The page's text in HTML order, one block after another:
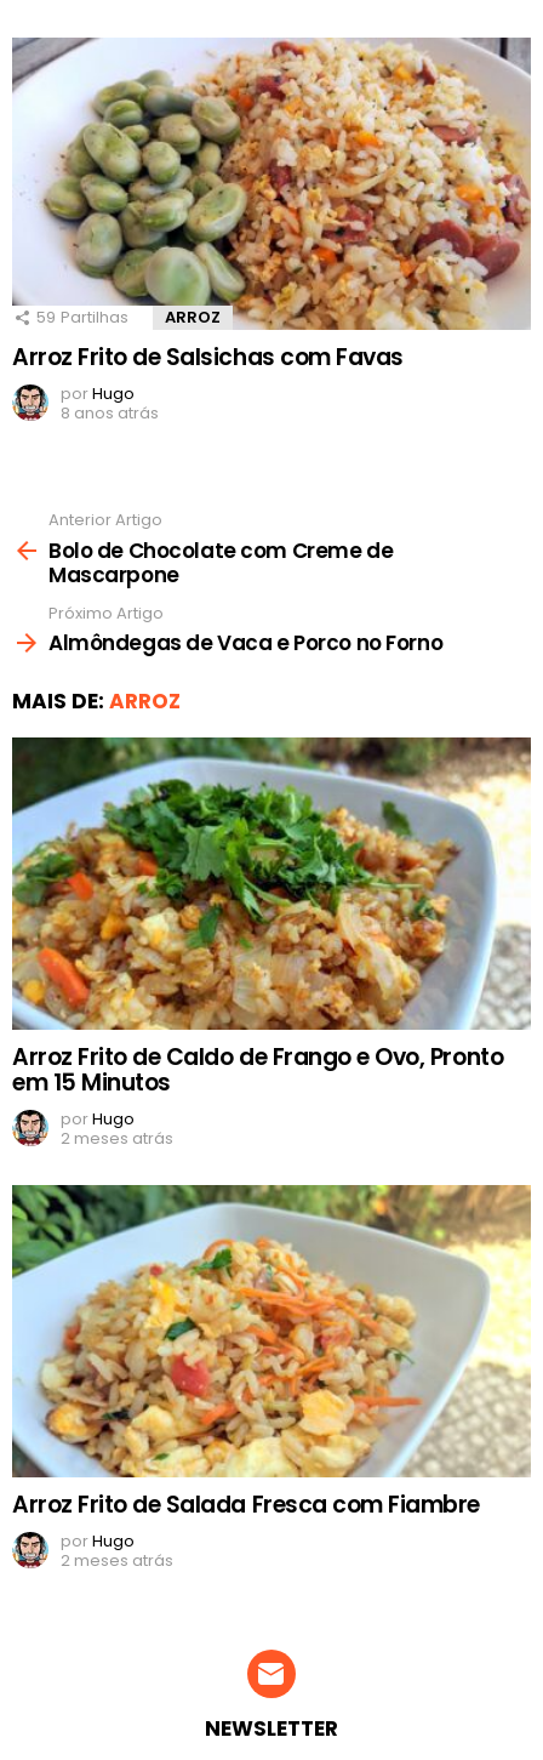
59 Partilhas ARROZ
Arroz Frito de Salsichas com Favas
porHugo
8 anos atrás
mais
Anterior Artigo
Bolo de Chocolate com Creme de
Mascarpone
Próximo Artigo
Almôndegas de Vaca e Porco no Forno
MAIS DE: ARROZ
Arroz Frito de Caldo de Frango e Ovo, Pronto
em 15 Minutos
porHugo
2 meses atrás
Arroz Frito de Salada Fresca com Fiambre
porHugo
2 meses atrás
NEWSLETTER